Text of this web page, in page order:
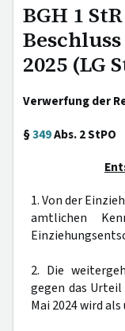
BGH 1
2025 (LG
Verwerfung der
§349Abs. 2 StPO
1. Von der
amtlichen
2. Die
gegen das
Mai 2024 wird